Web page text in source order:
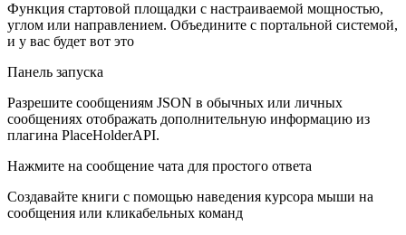
Функция стартовой площадки с настраиваемой мощностью,
углом или направлением. Объедините с портальной системой,
и у вас будет вот это
Панель запуска
Разрешите сообщениям JSON в обычных или личных
сообщениях отображать дополнительную информацию из
плагина PlaceHolderAPI.
Нажмите на сообщение чата для простого ответа
Создавайте книги с помощью наведения курсора мыши на
сообщения или кликабельных команд